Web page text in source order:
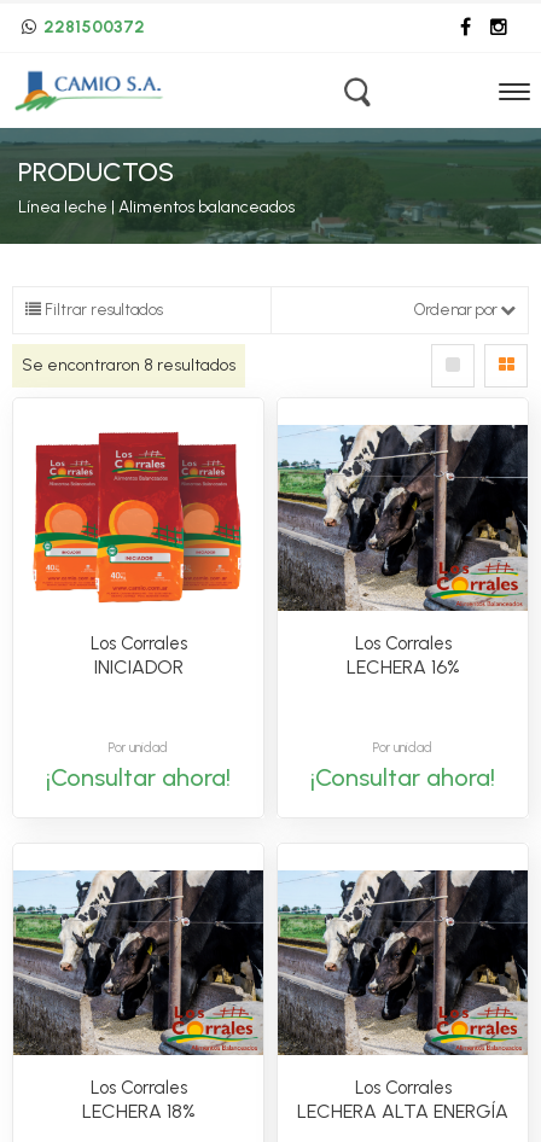
2281500372
PRODUCTOS
Línea leche | Alimentos balanceados
Filtrar resultados Ordenar por
Se encontraron 8 resultados
Los Corrales
INICIADOR
Por unidad
¡Consultar ahora!
Los Corrales
LECHERA 16%
Por unidad
¡Consultar ahora!
Los Corrales
LECHERA 18%
Los Corrales
LECHERA ALTA ENERGÍA